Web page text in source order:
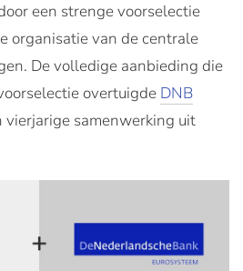
een strenge voorselectie
organisatie van de centrale
De volledige aanbieding die
overtuigde DNB
vierjarige samenwerking uit